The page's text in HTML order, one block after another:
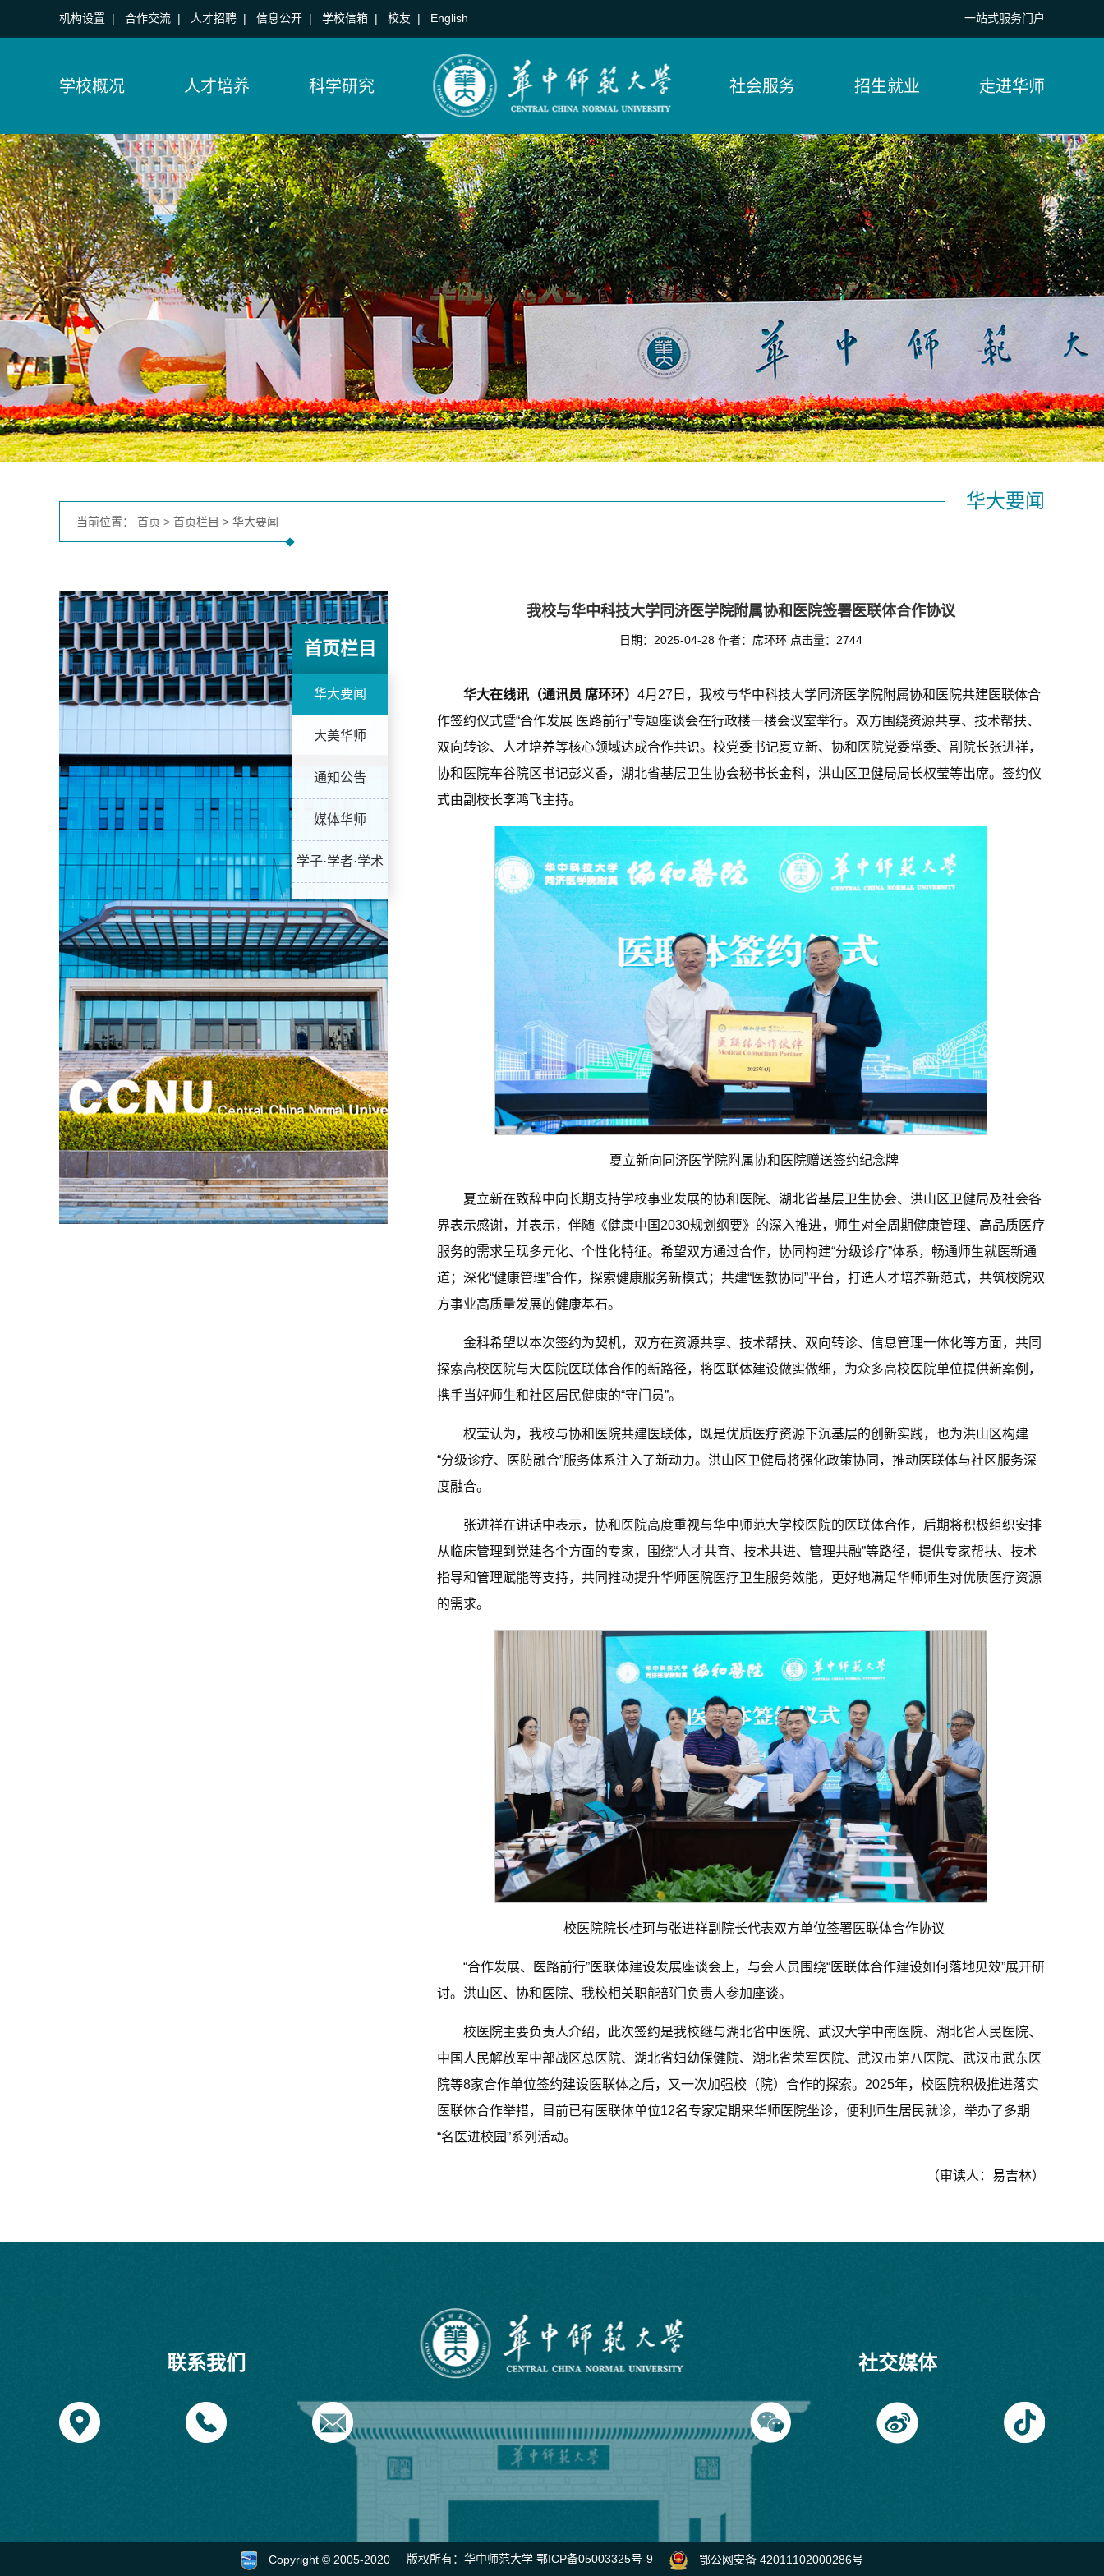
机构设置 | 合作交流 | 人才招聘 | 信息公开 | 学校信箱 | 校友 | English 一站式服务门户
学校概况 人才培养 科学研究 社会服务 招生就业 走进华师
华大要闻
当前位置： 首页 > 首页栏目 > 华大要闻
首页栏目
华大要闻
大美华师
通知公告
媒体华师
学子·学者·学术
我校与华中科技大学同济医学院附属协和医院签署医联体合作协议
日期：2025-04-28 作者：席环环 点击量： 2744
华大在线讯（通讯员 席环环） 4月27日，我校与华中科技大学同济医学院附属协和医院共建医联体合
作签约仪式暨“合作发展 医路前行”专题座谈会在行政楼一楼会议室举行。双方围绕资源共享、技术帮扶、
双向转诊、人才培养等核心领域达成合作共识。校党委书记夏立新、协和医院党委常委、副院长张进祥，
协和医院车谷院区书记彭义香，湖北省基层卫生协会秘书长金科，洪山区卫健局局长权莹等出席。签约仪
式由副校长李鸿飞主持。
夏立新向同济医学院附属协和医院赠送签约纪念牌
夏立新在致辞中向长期支持学校事业发展的协和医院、湖北省基层卫生协会、洪山区卫健局及社会各
界表示感谢，并表示，伴随《健康中国2030规划纲要》的深入推进，师生对全周期健康管理、高品质医疗
服务的需求呈现多元化、个性化特征。希望双方通过合作，协同构建“分级诊疗”体系，畅通师生就医新通
道；深化“健康管理”合作，探索健康服务新模式；共建“医教协同”平台，打造人才培养新范式，共筑校院双
方事业高质量发展的健康基石。
金科希望以本次签约为契机，双方在资源共享、技术帮扶、双向转诊、信息管理一体化等方面，共同
探索高校医院与大医院医联体合作的新路径，将医联体建设做实做细，为众多高校医院单位提供新案例，
携手当好师生和社区居民健康的“守门员”。
权莹认为，我校与协和医院共建医联体，既是优质医疗资源下沉基层的创新实践，也为洪山区构建
“分级诊疗、医防融合”服务体系注入了新动力。洪山区卫健局将强化政策协同，推动医联体与社区服务深
度融合。
张进祥在讲话中表示，协和医院高度重视与华中师范大学校医院的医联体合作，后期将积极组织安排
从临床管理到党建各个方面的专家，围绕“人才共育、技术共进、管理共融”等路径，提供专家帮扶、技术
指导和管理赋能等支持，共同推动提升华师医院医疗卫生服务效能，更好地满足华师师生对优质医疗资源
的需求。
校医院院长桂珂与张进祥副院长代表双方单位签署医联体合作协议
“合作发展、医路前行”医联体建设发展座谈会上，与会人员围绕“医联体合作建设如何落地见效”展开研
讨。洪山区、协和医院、我校相关职能部门负责人参加座谈。
校医院主要负责人介绍，此次签约是我校继与湖北省中医院、武汉大学中南医院、湖北省人民医院、
中国人民解放军中部战区总医院、湖北省妇幼保健院、湖北省荣军医院、武汉市第八医院、武汉市武东医
院等8家合作单位签约建设医联体之后，又一次加强校（院）合作的探索。2025年，校医院积极推进落实
医联体合作举措，目前已有医联体单位12名专家定期来华师医院坐诊，便利师生居民就诊，举办了多期
“名医进校园”系列活动。
（审读人：易吉林）
联系我们 社交媒体
Copyright © 2005-2020 版权所有：华中师范大学 鄂ICP备05003325号-9 鄂公网安备 42011102000286号